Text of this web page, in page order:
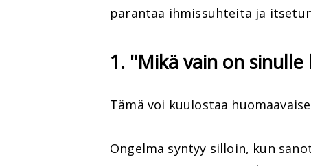
parantaa ihmissuhteita ja
1. "Mikä vain on
Tämä voi kuulostaa
Ongelma syntyy silloin, kun